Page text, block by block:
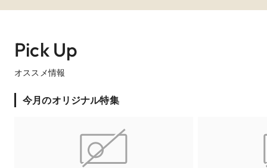
内
Pick Up
オススメ情報
今月のオリジナル特集